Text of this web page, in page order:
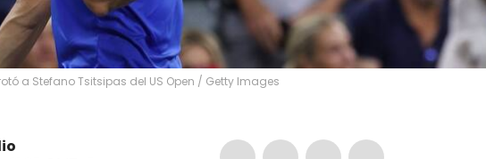
a Stefano Tsitsipas del US Open / Getty Images